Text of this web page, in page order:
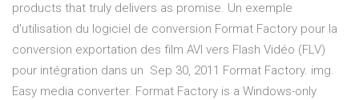
products that truly delivers as promise. Un exemple
d'utilisation du logiciel de conversion Format Factory pour la
conversion exportation des film AVI vers Flash Vidéo (FLV)
pour intégration dans un Sep 30, 2011 Format Factory. img.
Easy media converter. Format Factory is a Windows-only